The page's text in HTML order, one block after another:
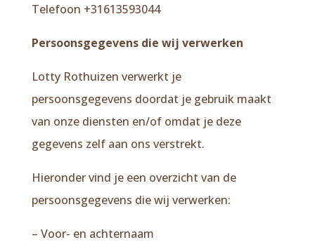
Telefoon +31613593044
Persoonsgegevens die wij verwerken
Lotty Rothuizen verwerkt je
persoonsgegevens doordat je gebruik maakt
van onze diensten en/of omdat je deze
gegevens zelf aan ons verstrekt.
Hieronder vind je een overzicht van de
persoonsgegevens die wij verwerken:
– Voor- en achternaam